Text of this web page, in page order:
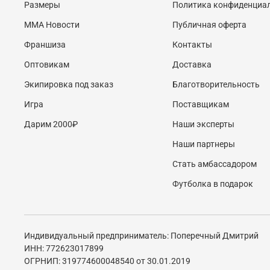
Размеры
MMA Новости
Франшиза
Оптовикам
Экипировка под заказ
Игра
Дарим 2000₽
Политика
Публичная оферта
Контакты
Доставка
Благотворительность
Поставщикам
Наши эксперты
Наши партнеры
Стать амбассадором
Футболка в подарок
Индивидуальный предприниматель: Поперечный Дмитрий
ИНН: 772623017899
ОГРНИП: 319774600048540 от 30.01.2019